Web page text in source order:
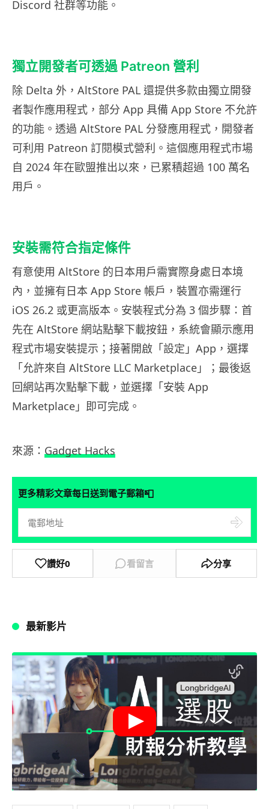
Discord 社群等功能。
獨立開發者可透過 Patreon 營利
除 Delta 外，AltStore PAL 還提供多款由獨立開發
者製作應用程式，部分 App 具備 App Store 不允許
的功能。透過 AltStore PAL 分發應用程式，開發者
可利用 Patreon 訂閱模式營利。這個應用程式市場
自 2024 年在歐盟推出以來，已累積超過 100 萬名
用戶。
安裝需符合指定條件
有意使用 AltStore 的日本用戶需實際身處日本境
內，並擁有日本 App Store 帳戶，裝置亦需運行
iOS 26.2 或更高版本。安裝程式分為 3 個步驟：首
先在 AltStore 網站點擊下載按鈕，系統會顯示應用
程式市場安裝提示；接著開啟「設定」App，選擇
「允許來自 AltStore LLC Marketplace」；最後返
回網站再次點擊下載，並選擇「安裝 App
Marketplace」即可完成。
來源： Gadget Hacks
更多精彩文章每日送到電子郵箱📮
讚好0 看留言 分享
最新影片